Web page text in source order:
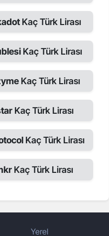
Kaç Türk Lirası
Kaç Türk Lirası
Kaç Türk Lirası
Kaç Türk Lirası
Kaç Türk Lirası
Kaç Türk Lirası
Yerel